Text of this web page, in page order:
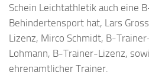
Schein Leichtathletik auch eine
Behindertensport hat, Lars
Lizenz, Mirco Schmidt, B-
Lohmann, B-Trainer-Lizenz,
ehrenamtlicher Trainer.